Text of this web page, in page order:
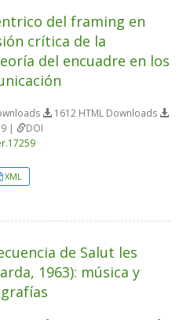
del framing en
crítica de la
del encuadre en los
1612 HTML Downloads
|
DOI
XML
de Salut les
1963): música y